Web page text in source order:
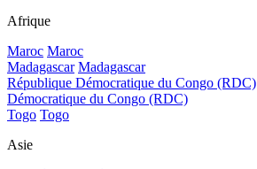
Afrique
Maroc Maroc
Madagascar Madagascar
République Démocratique du Congo (RDC)
Démocratique du Congo (RDC)
Togo Togo
Asie